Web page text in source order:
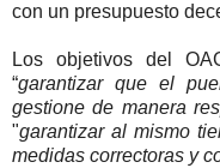
con un presupuesto
Los objetivos del
“garantizar que el
gestione de manera
"garantizar al mismo
medidas correctoras y